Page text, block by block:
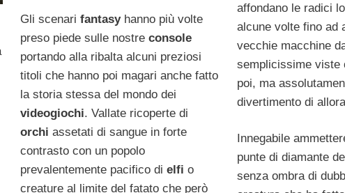
Gli scenari fantasy hanno più volte
preso piede sulle nostre console
portando alla ribalta alcuni preziosi
titoli che hanno poi magari anche fatto
la storia stessa del mondo dei
videogiochi. Vallate ricoperte di
orchi assetati di sangue in forte
contrasto con un popolo
prevalentemente pacifico di elfi o
creature al limite del fatato che però
affondano le radici
alcune volte fino ad
vecchie macchine
semplicissime viste
poi, ma
divertimento di
Innegabile
punte di diamante
senza ombra di